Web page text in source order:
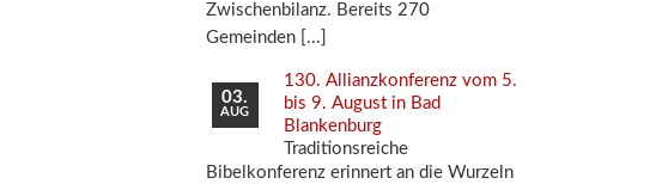
Zwischenbilanz. Bereits 270
Gemeinden
03.
AUG
130. Allianzkonferenz vom 5.
bis 9. August in Bad
Blankenburg
Traditionsreiche
Bibelkonferenz erinnert an die Wurzeln